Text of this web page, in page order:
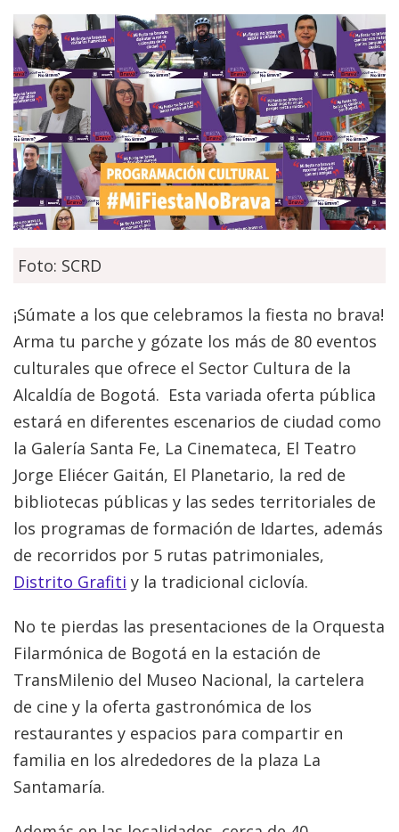
Foto: SCRD
¡Súmate a los que celebramos la fiesta no brava!
Arma tu parche y gózate los más de 80 eventos
culturales que ofrece el Sector Cultura de la
Alcaldía de Bogotá. Esta variada oferta pública
estará en diferentes escenarios de ciudad como
la Galería Santa Fe, La Cinemateca, El Teatro
Jorge Eliécer Gaitán, El Planetario, la red de
bibliotecas públicas y las sedes territoriales de
los programas de formación de Idartes, además
de recorridos por 5 rutas patrimoniales,
Distrito Grafiti y la tradicional ciclovía.
No te pierdas las presentaciones de la Orquesta
Filarmónica de Bogotá en la estación de
TransMilenio del Museo Nacional, la cartelera
de cine y la oferta gastronómica de los
restaurantes y espacios para compartir en
familia en los alrededores de la plaza La
Santamaría.